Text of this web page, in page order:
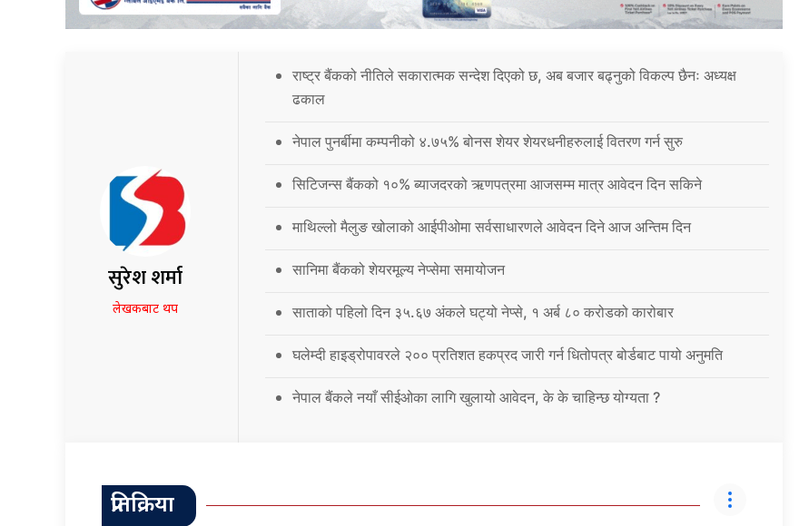
सुरेश शर्मा
लेखकबाट थप
राष्ट्र बैंकको नीतिले सकारात्मक सन्देश दिएको छ, अब बजार बढ्नुको विकल्प छैनः अध्यक्ष
ढकाल
नेपाल पुनर्बीमा कम्पनीको ४.७५% बोनस शेयर शेयरधनीहरुलाई वितरण गर्न सुरु
सिटिजन्स बैंकको १०% ब्याजदरको ऋणपत्रमा आजसम्म मात्र आवेदन दिन सकिने
माथिल्लो मैलुङ खोलाको आईपीओमा सर्वसाधारणले आवेदन दिने आज अन्तिम दिन
सानिमा बैंकको शेयरमूल्य नेप्सेमा समायोजन
साताको पहिलो दिन ३५.६७ अंकले घट्यो नेप्से, १ अर्ब ८० करोडको कारोबार
घलेम्दी हाइड्रोपावरले २०० प्रतिशत हकप्रद जारी गर्न धितोपत्र बोर्डबाट पायो अनुमति
नेपाल बैंकले नयाँ सीईओका लागि खुलायो आवेदन, के के चाहिन्छ योग्यता ?
प्रतिक्रिया